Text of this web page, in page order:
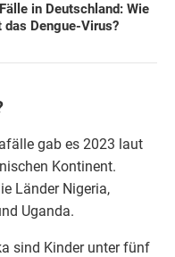
in Deutschland: Wie
Dengue-Virus?
gab es 2023 laut
Kontinent.
Länder Nigeria,
Uganda.
sind Kinder unter fünf